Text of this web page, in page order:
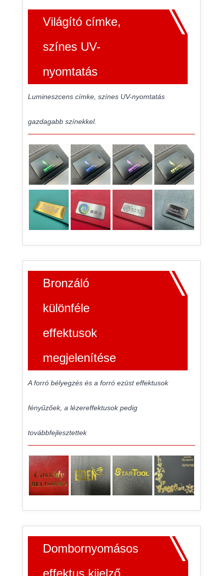
Világító címke,
színes UV-
nyomtatás
Lumineszcens címke, színes UV-nyomtatás
gazdagabb színekkel.
Bronzáló
különféle
effektusok
megjelenítése
A forró bélyegzés és a forró ezüst effektusok
fényűzőek, a lézereffektusok pedig
továbbfejlesztettek
Dombornyomásos